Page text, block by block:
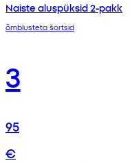
Naiste aluspüksid 2-pakk
õmblusteta šortsid
3
95
€